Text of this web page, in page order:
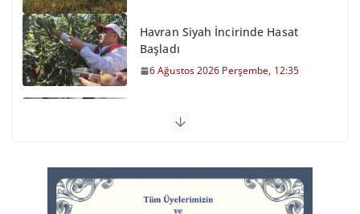
Havran Siyah İncirinde Hasat
Başladı
6 Ağustos 2026 Perşembe, 12:35
Otomobil Şarampole Devrildi
Balıkesirspor Sevdası İçin
Memleket Tek Yürek